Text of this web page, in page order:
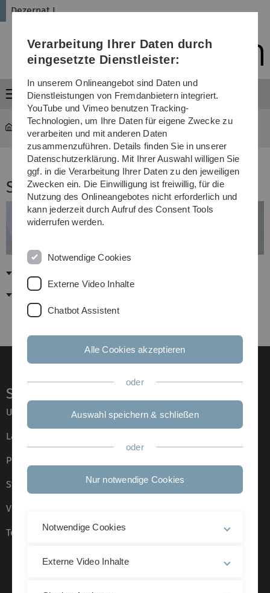
Direkt
Direkt
Direkt
(Sprache,
Drucken,
Media)
Direkt
Direkt
Dezernat I
Menü
Verwaltung ...
Stipendien
Stipendien für Studierende
Stipendien für Promovierende
Service
Universität von A–Z
Lagepläne
Presse
Stellenangebote
Veranstaltungskalender
Telefonverzeichnis
Verarbeitung Ihrer Daten durch
eingesetzte Dienstleister:
In unserem Onlineangebot sind Daten und
Dienstleistungen von Fremdanbietern integriert.
YouTube und Vimeo benutzen Tracking-
Technologien, um Ihre Daten für eigene Zwecke zu
verarbeiten und mit anderen Daten
zusammenzuführen. Details finden Sie in unserer
Datenschutzerklärung. Mit Ihrer Auswahl willigen Sie
ggf. in die Verarbeitung Ihrer Daten zu den jeweiligen
Zwecken ein. Die Einwilligung ist freiwillig, für die
Nutzung des Onlineangebotes nicht erforderlich und
kann jederzeit durch Aufruf des Consent Tools
widerrufen werden.
Notwendige Cookies
Externe Video Inhalte
Chatbot Assistent
Alle Cookies akzeptieren
oder
Auswahl speichern & schließen
oder
Nur notwendige Cookies
Notwendige Cookies
Externe Video Inhalte